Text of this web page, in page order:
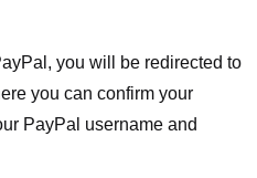
you will be redirected to
you can confirm your
PayPal username and